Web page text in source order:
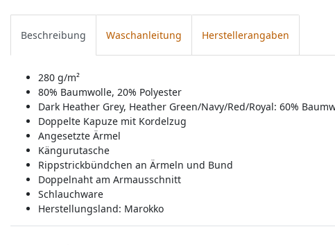
Beschreibung Waschanleitung Herstellerangaben
280 g/m²
80% Baumwolle, 20% Polyester
Dark Heather Grey, Heather Green/Navy/Red/Royal: 60%
Doppelte Kapuze mit Kordelzug
Angesetzte Ärmel
Kängurutasche
Rippstrickbündchen an Ärmeln und Bund
Doppelnaht am Armausschnitt
Schlauchware
Herstellungsland: Marokko